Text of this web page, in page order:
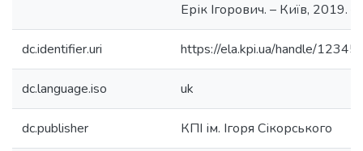
Ерік Ігорович. – Київ, 2019. –
dc.identifier.uri https://ela.kpi.ua/handle/
dc.language.iso uk
dc.publisher КПІ ім. Ігоря Сікорського